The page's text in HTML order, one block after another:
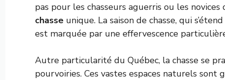
pas pour les chasseurs aguerris ou les
chasse unique. La saison de chasse, qui
est marquée par une effervescence
Autre particularité du Québec, la chasse se
pourvoiries. Ces vastes espaces naturels sont